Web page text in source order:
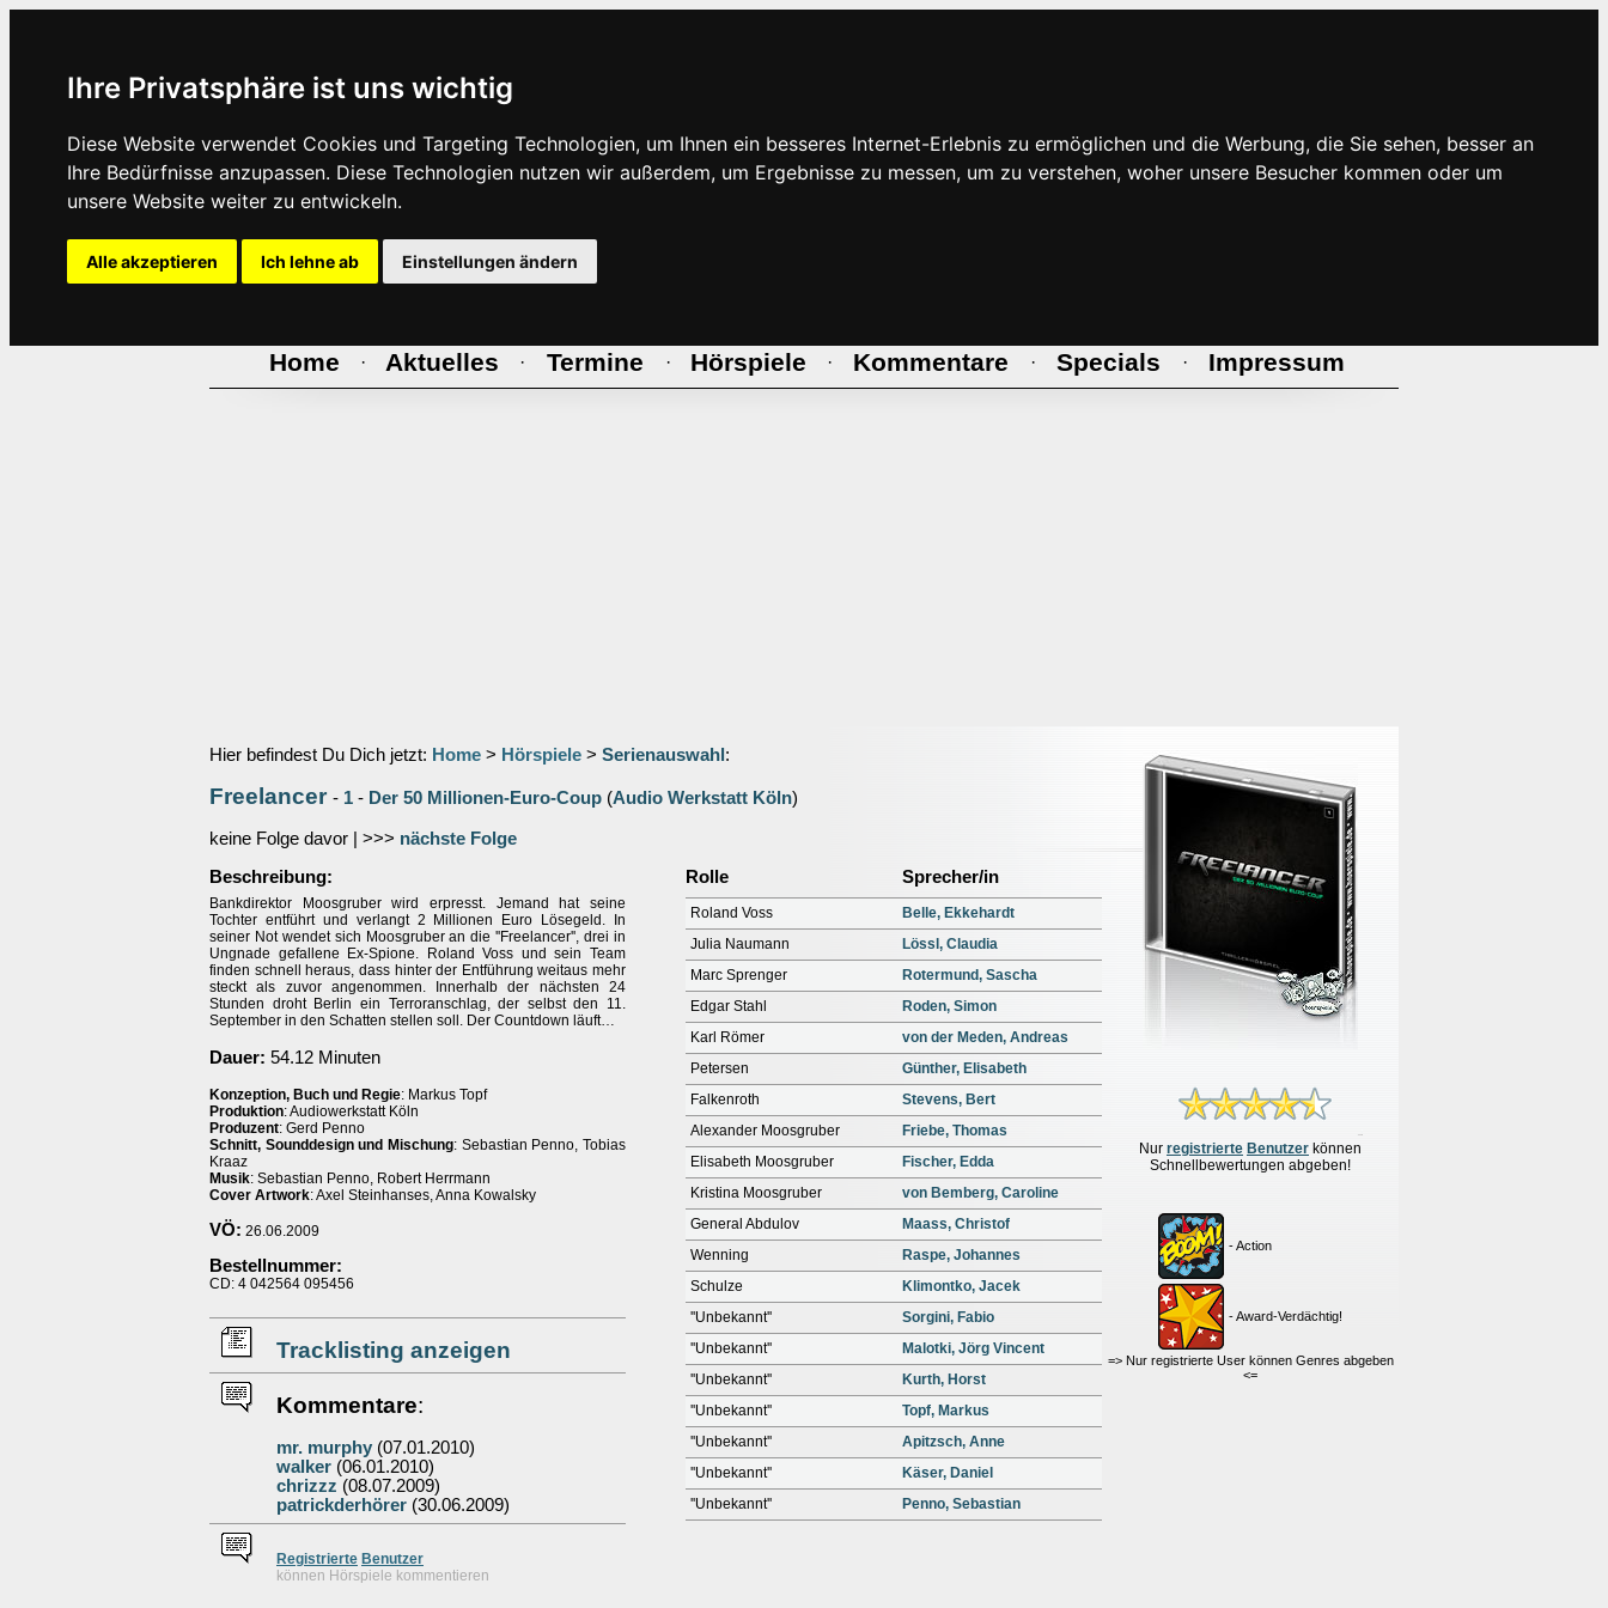
Ihre Privatsphäre ist uns wichtig
Diese Website verwendet Cookies und Targeting Technologien, um Ihnen ein besseres Internet-Erlebnis zu ermöglichen und die Werbung, die Sie sehen, besser an
Ihre Bedürfnisse anzupassen. Diese Technologien nutzen wir außerdem, um Ergebnisse zu messen, um zu verstehen, woher unsere Besucher kommen oder um
unsere Website weiter zu entwickeln.
Alle akzeptieren Ich lehne ab Einstellungen ändern
Home · Aktuelles · Termine · Hörspiele · Kommentare · Specials · Impressum
Hier befindest Du Dich jetzt: Home > Hörspiele > Serienauswahl :
Freelancer - 1 - Der 50 Millionen-Euro-Coup (Audio Werkstatt Köln)
keine Folge davor | >>> nächste Folge
Nur registrierte Benutzer können
Schnellbewertungen abgeben!
- Action
- Award-Verdächtig!
=> Nur registrierte User können Genres abgeben
<=
Beschreibung:
Bankdirektor Moosgruber wird erpresst. Jemand hat seine
Tochter entführt und verlangt 2 Millionen Euro Lösegeld. In
seiner Not wendet sich Moosgruber an die ''Freelancer'', drei in
Ungnade gefallene Ex-Spione. Roland Voss und sein Team
finden schnell heraus, dass hinter der Entführung weitaus mehr
steckt als zuvor angenommen. Innerhalb der nächsten 24
Stunden droht Berlin ein Terroranschlag, der selbst den 11.
September in den Schatten stellen soll. Der Countdown läuft…
Dauer: 54.12 Minuten
Konzeption, Buch und Regie: Markus Topf
Produktion: Audiowerkstatt Köln
Produzent: Gerd Penno
Schnitt, Sounddesign und Mischung: Sebastian Penno, Tobias
Kraaz
Musik: Sebastian Penno, Robert Herrmann
Cover Artwork: Axel Steinhanses, Anna Kowalsky
VÖ: 26.06.2009
Bestellnummer:
CD: 4 042564 095456
Tracklisting anzeigen
Kommentare:
mr. murphy (07.01.2010)
walker (06.01.2010)
chrizzz (08.07.2009)
patrickderhörer (30.06.2009)
Registrierte Benutzer
können Hörspiele kommentieren
Rolle Sprecher/in
Roland Voss
Belle, Ekkehardt
Julia Naumann
Lössl, Claudia
Marc Sprenger
Rotermund, Sascha
Edgar Stahl
Roden, Simon
Karl Römer
von der Meden, Andreas
Petersen
Günther, Elisabeth
Falkenroth
Stevens, Bert
Alexander Moosgruber
Friebe, Thomas
Elisabeth Moosgruber
Fischer, Edda
Kristina Moosgruber
von Bemberg, Caroline
General Abdulov
Maass, Christof
Wenning
Raspe, Johannes
Schulze
Klimontko, Jacek
''Unbekannt''
Sorgini, Fabio
''Unbekannt''
Malotki, Jörg Vincent
''Unbekannt''
Kurth, Horst
''Unbekannt''
Topf, Markus
''Unbekannt''
Apitzsch, Anne
''Unbekannt''
Käser, Daniel
''Unbekannt''
Penno, Sebastian